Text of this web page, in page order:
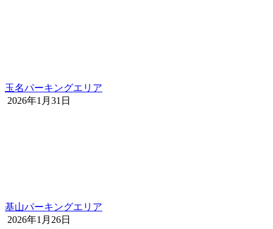
玉名パーキングエリア
2026年1月31日
基山パーキングエリア
2026年1月26日